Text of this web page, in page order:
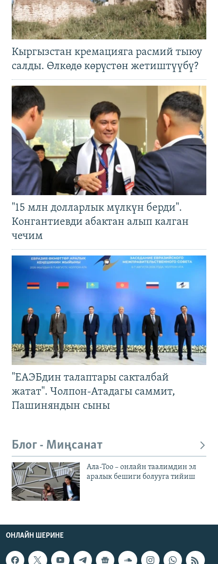
Кыргызстан кремацияга расмий тыюу
салды. Өлкөдө көрүстөн жетиштүүбү?
"15 млн долларлык мүлкүн берди".
Конгантиевди абактан алып калган
чечим
"ЕАЭБдин талаптары сакталбай
жатат". Чолпон-Атадагы саммит,
Пашиняндын сыны
Блог - Миңсанат
Ала-Тоо – онлайн таалимдин эл
аралык бешиги болууга тийиш
ОНЛАЙН ШЕРИНЕ